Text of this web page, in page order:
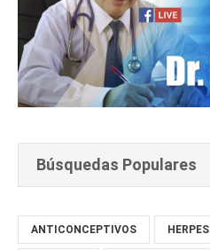
Búsquedas Populares
ANTICONCEPTIVOS HERPES